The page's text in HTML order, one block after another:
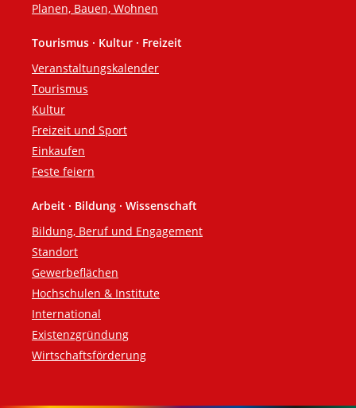
Planen, Bauen, Wohnen
Tourismus · Kultur · Freizeit
Veranstaltungskalender
Tourismus
Kultur
Freizeit und Sport
Einkaufen
Feste feiern
Arbeit · Bildung · Wissenschaft
Bildung, Beruf und Engagement
Standort
Gewerbeflächen
Hochschulen & Institute
International
Existenzgründung
Wirtschaftsförderung